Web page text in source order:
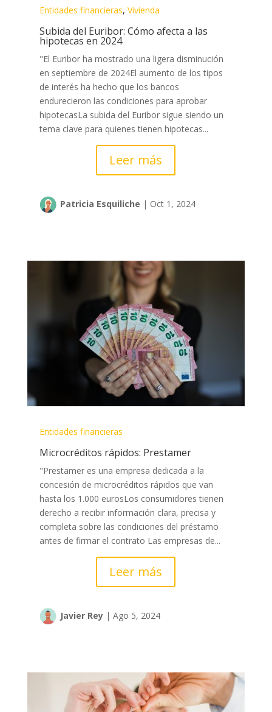
Entidades financieras, Vivienda
Subida del Euribor: Cómo afecta a las
hipotecas en 2024
"El Euribor ha mostrado una ligera disminución
en septiembre de 2024El aumento de los tipos
de interés ha hecho que los bancos
endurecieron las condiciones para aprobar
hipotecasLa subida del Euribor sigue siendo un
tema clave para quienes tienen hipotecas...
Leer más
Patricia Esquiliche | Oct 1, 2024
Entidades financieras
Microcréditos rápidos: Prestamer
"Prestamer es una empresa dedicada a la
concesión de microcréditos rápidos que van
hasta los 1.000 eurosLos consumidores tienen
derecho a recibir información clara, precisa y
completa sobre las condiciones del préstamo
antes de firmar el contrato​ Las empresas de...
Leer más
Javier Rey| Ago 5, 2024